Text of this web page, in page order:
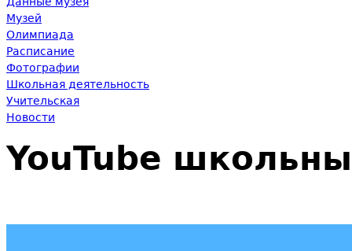
Музей
Олимпиада
Расписание
Фотографии
Школьная деятельность
Учительская
Новости
YouTube